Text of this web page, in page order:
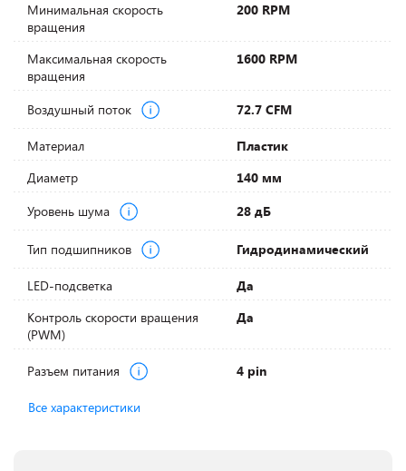
Минимальная скорость
вращения
200 RPM
Максимальная скорость
вращения
1600 RPM
Воздушный поток 72.7 CFM
Материал
Пластик
Диаметр
140 мм
Уровень шума
28 дБ
Тип подшипников Гидродинамический
LED-подсветка
Да
Контроль скорости вращения
(PWM)
Да
Разъем питания 4 pin
Все характеристики